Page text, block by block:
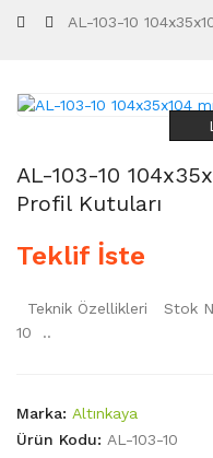
AL-103-10
AL-103-10
Profil Kutuları
Teklif İste
Teknik Özellikleri Stok
10 ..
Marka: Altınkaya
Ürün Kodu: AL-103-10